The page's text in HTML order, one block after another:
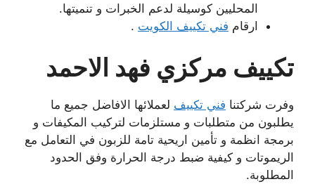
المحليين كوسيلة لدعم الخبرات و تنميتها.
ارقام فني تكييف الكويت .
تكييف مركزي فهد الاحمد
وفرت شركتنا فني تكييف لعملائها الافاضل جميع ما
يطلبون من متطلبات و مستلزمات لتركيب المكيفات و
برمجة انظمة و تأمين اريحية تامة للزبون في التعامل مع
الريموتات و كيفية ضبط درجة الحرارة وفق الحدود
المطلوبة.